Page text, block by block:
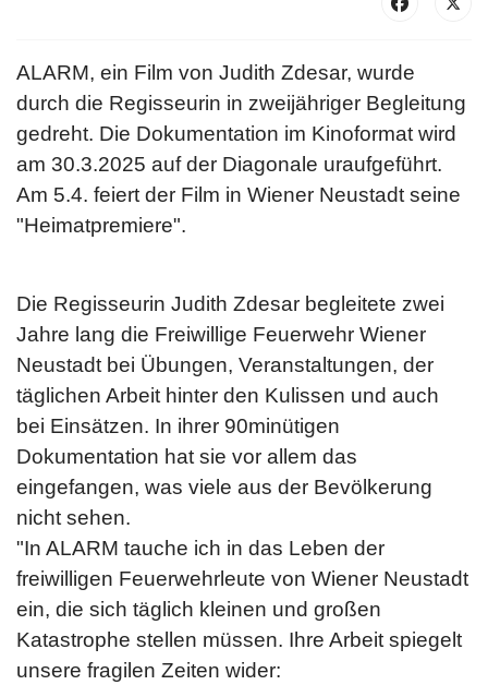
ALARM, ein Film von Judith Zdesar, wurde
durch die Regisseurin in zweijähriger Begleitung
gedreht. Die Dokumentation im Kinoformat wird
am 30.3.2025 auf der Diagonale uraufgeführt.
Am 5.4. feiert der Film in Wiener Neustadt seine
"Heimatpremiere".
Die Regisseurin Judith Zdesar begleitete zwei
Jahre lang die Freiwillige Feuerwehr Wiener
Neustadt bei Übungen, Veranstaltungen, der
täglichen Arbeit hinter den Kulissen und auch
bei Einsätzen. In ihrer 90minütigen
Dokumentation hat sie vor allem das
eingefangen, was viele aus der Bevölkerung
nicht sehen.
"In ALARM tauche ich in das Leben der
freiwilligen Feuerwehrleute von Wiener Neustadt
ein, die sich täglich kleinen und großen
Katastrophe stellen müssen. Ihre Arbeit spiegelt
unsere fragilen Zeiten wider: